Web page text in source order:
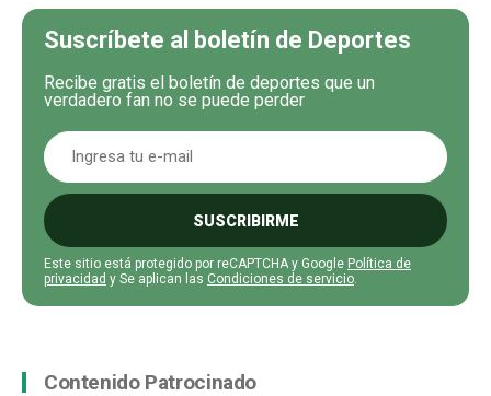
Suscríbete al boletín de Deportes
Recibe gratis el boletín de deportes que un
verdadero fan no se puede perder
SUSCRIBIRME
Este sitio está protegido por reCAPTCHA y Google Política de
privacidad y Se aplican las Condiciones de servicio.
Contenido Patrocinado